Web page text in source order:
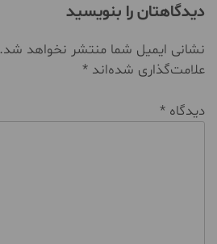
دیدگاهتان را بنویسید
نشانی ایمیل شما منتشر نخواهد شد.
علامت‌گذاری شده‌اند *
دیدگاه *